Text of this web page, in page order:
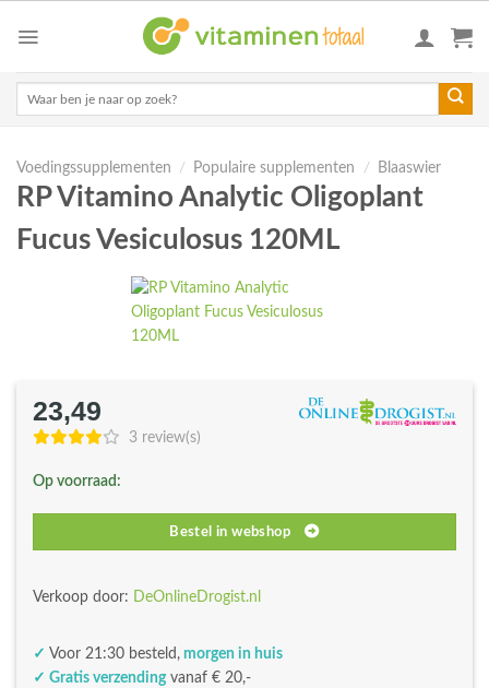
Voedingssupplementen / Populaire supplementen / Blaaswier
RP Vitamino Analytic Oligoplant
Fucus Vesiculosus 120ML
23,49
3 review(s)
Op voorraad:
Bestel in webshop
Verkoop door: DeOnlineDrogist.nl
✓ Voor 21:30 besteld, morgen in huis
✓ Gratis verzendingvanaf € 20,-